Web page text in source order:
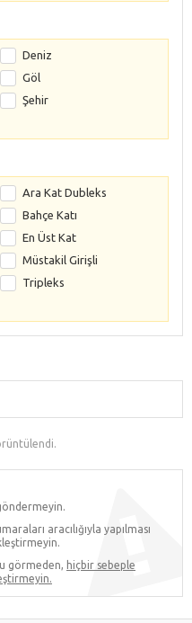
Deniz
Göl
Şehir
Ara Kat Dubleks
Bahçe Katı
En Üst Kat
Müstakil Girişli
Tripleks
aracılığıyla yapılması
görmeden, hiçbir sebeple